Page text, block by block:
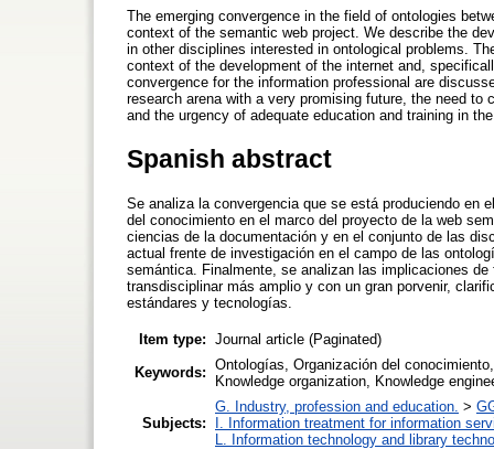
The emerging convergence in the field of ontologies
context of the semantic web project. We describe the
in other disciplines interested in ontological problems.
context of the development of the internet and,
convergence for the information professional are
research arena with a very promising future, the need
and the urgency of adequate education and training in
Spanish abstract
Se analiza la convergencia que se está produciendo en
del conocimiento en el marco del proyecto de la web
ciencias de la documentación y en el conjunto de las
actual frente de investigación en el campo de las
semántica. Finalmente, se analizan las implicaciones
transdisciplinar más amplio y con un gran porvenir,
estándares y tecnologías.
Item type: Journal article (Paginated)
Keywords: Ontologías, Organización del
Knowledge organization, Knowledge
Subjects:
G. Industry, profession and education. >
I. Information treatment for information
L. Information technology and library